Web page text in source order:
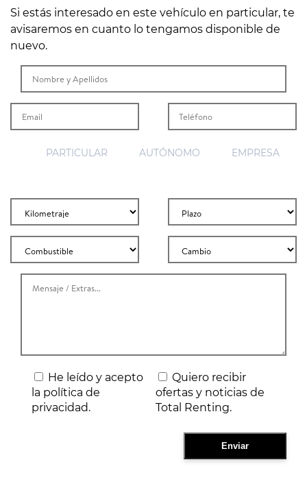
Si estás interesado en este vehículo en particular, te
avisaremos en cuanto lo tengamos disponible de
nuevo.
PARTICULAR AUTÓNOMO EMPRESA
He leído y acepto
la política de
privacidad.
Quiero recibir
ofertas y noticias de
Total Renting.